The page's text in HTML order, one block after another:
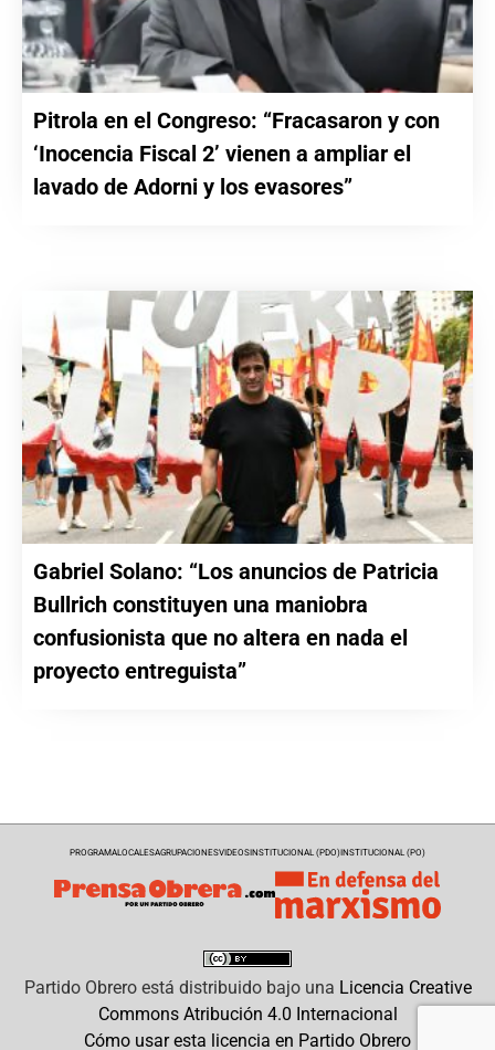
Pitrola en el Congreso: “Fracasaron y con
‘Inocencia Fiscal 2’ vienen a ampliar el
lavado de Adorni y los evasores”
Gabriel Solano: “Los anuncios de Patricia
Bullrich constituyen una maniobra
confusionista que no altera en nada el
proyecto entreguista”
PROGRAMALOCALESAGRUPACIONESVIDEOSINSTITUCIONAL (PDO)INSTITUCIONAL (PO)
Partido Obreroestá distribuido bajo una Licencia Creative
Commons Atribución 4.0 Internacional
Cómo usar esta licencia en Partido Obrero